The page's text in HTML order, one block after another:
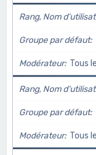
Rang, Nom
Groupe par défaut
Modérateur Tous
Rang, Nom
Groupe par défaut
Modérateur Tous